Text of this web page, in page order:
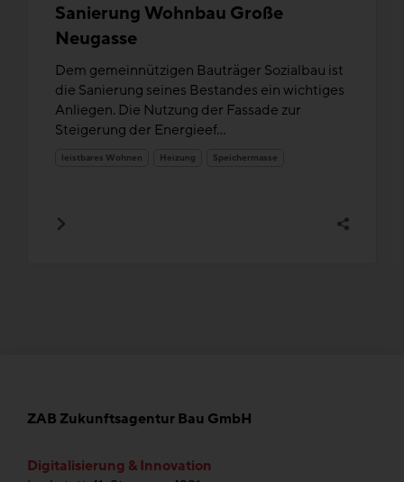
Sanierung Wohnbau Große
Neugasse
Dem gemeinnützigen Bauträger Sozialbau ist
die Sanierung seines Bestandes ein wichtiges
Anliegen. Die Nutzung der Fassade zur
Steigerung der Energieef...
leistbares Wohnen Heizung Speichermasse
ZAB Zukunftsagentur Bau GmbH
Digitalisierung & Innovation